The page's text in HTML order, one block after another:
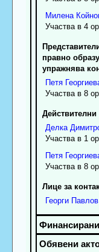
Милена
Участва в 4
правно
упражнява
Петя
Участва в 8
Делка
Участва в 1
Петя
Участва в 8
Лице за
Георги Павлов